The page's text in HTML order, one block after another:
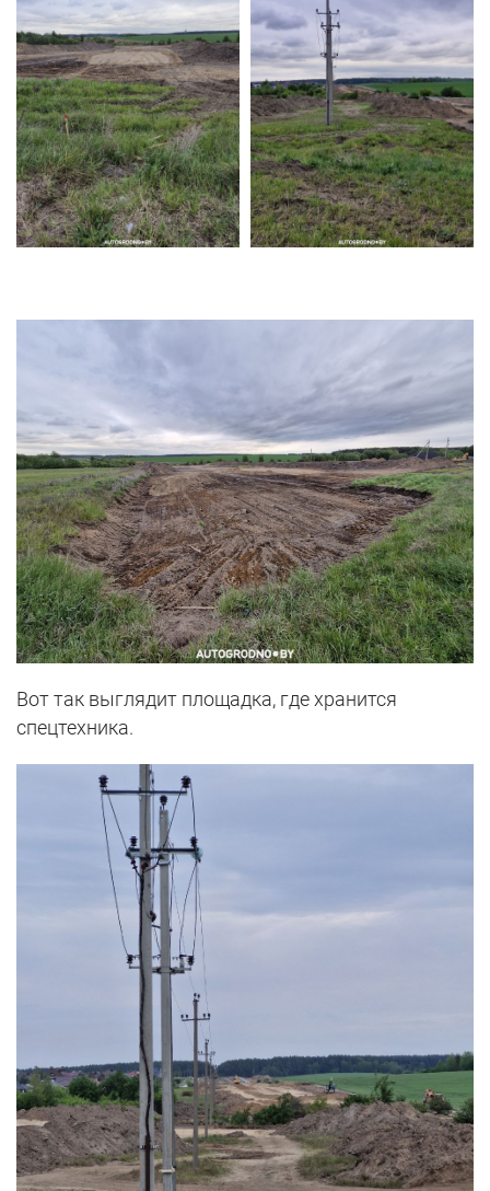
Вот так выглядит площадка, где хранится
спецтехника.